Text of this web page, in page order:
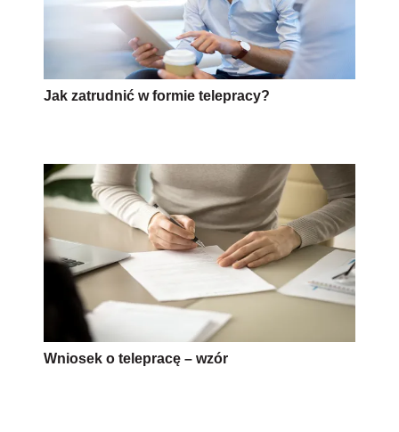
Jak zatrudnić w formie telepracy?
Wniosek o telepracę – wzór